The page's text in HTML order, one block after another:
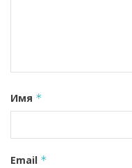
Имя *
Email *